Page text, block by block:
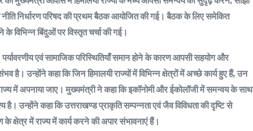
नीति निर्धारण परिषद की प्रथम बैठक आयोजित की गई। बैठक के लिए समेकित
के विभिन्न बिंदुओं पर विस्तृत चर्चा की गई।
पर्यावरणीय एवं सामाजिक परिस्थितियाँ समान होने के कारण आपसी सहयोग और
है। उन्होंने कहा कि जिन हिमालयी राज्यों में विभिन्न क्षेत्रों में अच्छे कार्य हुए हैं, उन
में अपनाया जाए। मुख्यमंत्री ने कहा कि इकॉनोमी और ईकोलॉजी में समन्वय के साथ
है। उन्होंने कहा कि उत्तराखण्ड प्राकृति सम्पन्नता एवं जैव विविधता की दृष्टि से
क्षेत्र में राज्य में कार्य करने की अपार संभावनाएं हैं।